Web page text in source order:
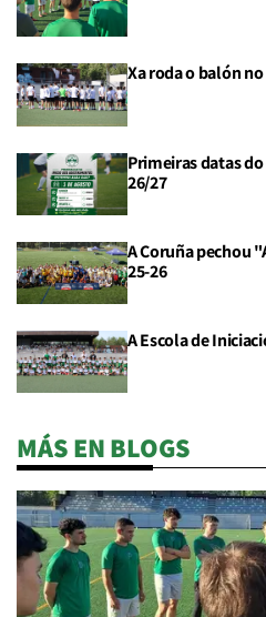
Xa roda o balón
Primeiras datas
26/27
A Coruña pechou
25-26
A Escola de
MÁS EN BLOGS